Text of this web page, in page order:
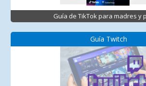
Guía de TikTok para madres y
Guía Twitch